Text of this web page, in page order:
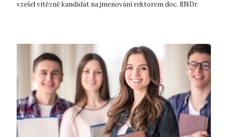
vzešel vítězně kandidát na jmenování rektorem doc. RNDr.